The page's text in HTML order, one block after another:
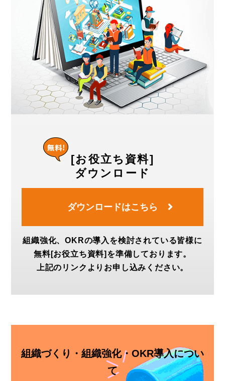
[お役立ち資料]
ダウンロード
ダウンロードはこちら
組織強化、OKRの導入を検討されている皆様に
無料[お役立ち資料]を準備しております。
上記のリンクよりお申し込みください。
組織づくり・組織強化・OKR導入につい
て